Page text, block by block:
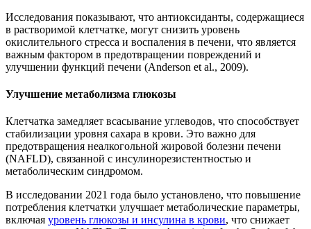
Исследования показывают, что антиоксиданты, содержащиеся
в растворимой клетчатке, могут снизить уровень
окислительного стресса и воспаления в печени, что является
важным фактором в предотвращении повреждений и
улучшении функций печени (Anderson et al., 2009).
Улучшение метаболизма глюкозы
Клетчатка замедляет всасывание углеводов, что способствует
стабилизации уровня сахара в крови. Это важно для
предотвращения неалкогольной жировой болезни печени
(NAFLD), связанной с инсулинорезистентностью и
метаболическим синдромом.
В исследовании 2021 года было установлено, что повышение
потребления клетчатки улучшает метаболические параметры,
включая уровень глюкозы и инсулина в крови, что снижает